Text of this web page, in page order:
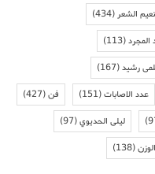
الشعر(434)
(113)
رشيد(167)
عدد الاصابات(151) فن(427)
ليلى الحديوي(97)
(138)